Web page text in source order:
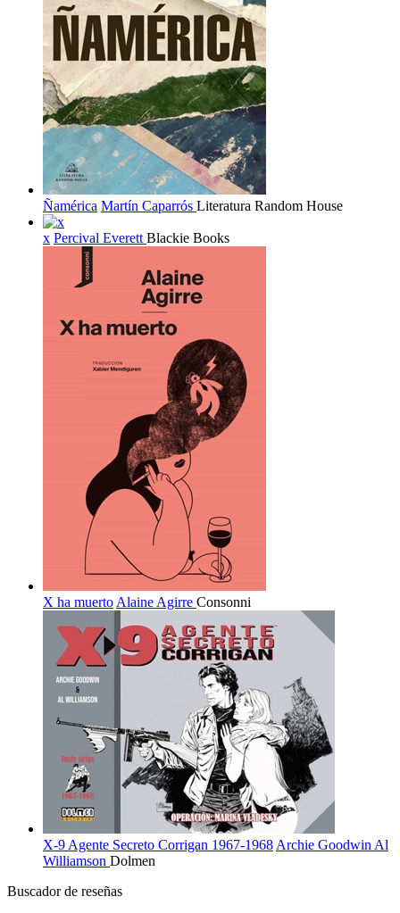
Ñamérica Martín Caparrós Literatura Random House
x Percival Everett Blackie Books
X ha muerto Alaine Agirre Consonni
X-9 Agente Secreto Corrigan 1967-1968 Archie Goodwin Al
Williamson Dolmen
Buscador de reseñas